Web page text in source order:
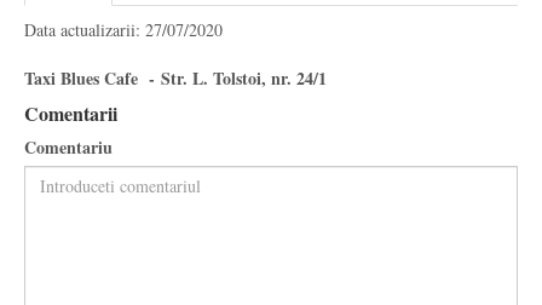
Data actualizarii: 27/07/2020
Taxi Blues Cafe - Str. L. Tolstoi, nr. 24/1
Comentarii
Comentariu